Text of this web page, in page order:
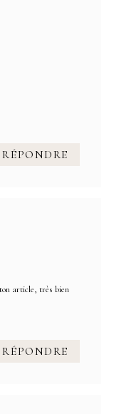
RÉPONDRE
article, très bien
RÉPONDRE